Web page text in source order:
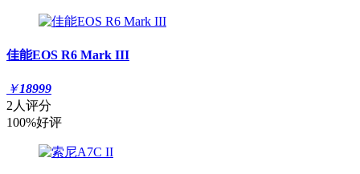
佳能EOS R6 Mark III
￥18999
2人评分
100%好评